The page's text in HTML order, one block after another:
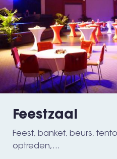
Feestzaal
Feest, banket, beurs,
optreden,...